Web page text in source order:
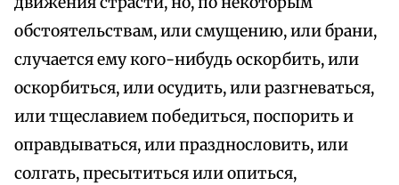
обстоятельствам, или смущению, или брани,
случается ему кого-нибудь оскорбить, или
оскорбиться, или осудить, или разгневаться,
или тщеславием победиться, поспорить и
оправдываться, или празднословить, или
солгать, пресытиться или опиться,